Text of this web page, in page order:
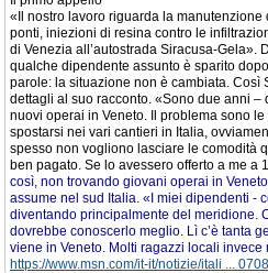
«Il nostro lavoro riguarda la manutenzione
ponti, iniezioni di resina contro le
di Venezia all’autostrada Siracusa-Gela».
qualche dipendente assunto è sparito
parole: la situazione non è cambiata. Così
dettagli al suo racconto. «Sono due anni –
nuovi operai in Veneto. Il problema sono
spostarsi nei vari cantieri in Italia,
spesso non vogliono lasciare le comodità
ben pagato. Se lo avessero offerto a me a
così, non trovando giovani operai in
assume nel sud Italia. «I miei dipendenti -
diventando principalmente del meridione.
dovrebbe conoscerlo meglio. Lì c’è tanta
viene in Veneto. Molti ragazzi locali
https://www.msn.com/it-it/notizie/itali ...